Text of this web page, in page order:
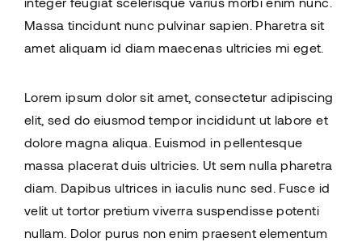
Massa tincidunt nunc pulvinar sapien. Pharetra sit
amet aliquam id diam maecenas ultricies mi eget.
Lorem ipsum dolor sit amet, consectetur adipiscing
elit, sed do eiusmod tempor incididunt ut labore et
dolore magna aliqua. Euismod in pellentesque
massa placerat duis ultricies. Ut sem nulla pharetra
diam. Dapibus ultrices in iaculis nunc sed. Fusce id
velit ut tortor pretium viverra suspendisse potenti
nullam. Dolor purus non enim praesent elementum